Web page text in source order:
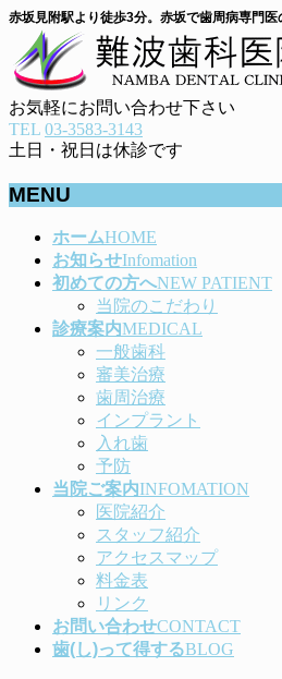
赤坂見附駅より徒歩3分。赤坂で歯周病専門医
お気軽にお問い合わせ下さい
TEL 03-3583-3143
土日・祝日は休診です
MENU
ホームHOME
お知らせInfomation
初めての方へNEW PATIENT
当院のこだわり
診療案内MEDICAL
一般歯科
審美治療
歯周治療
インプラント
入れ歯
予防
当院ご案内INFOMATION
医院紹介
スタッフ紹介
アクセスマップ
料金表
リンク
お問い合わせCONTACT
歯(し)って得するBLOG